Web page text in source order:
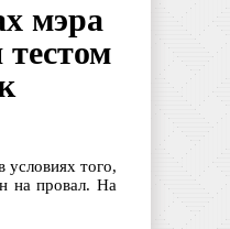
мэра
того,
на провал. На